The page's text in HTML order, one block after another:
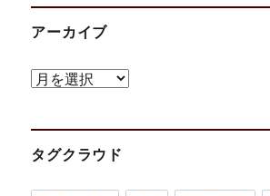
アーカイブ
ア
カ
イ
タグクラウド